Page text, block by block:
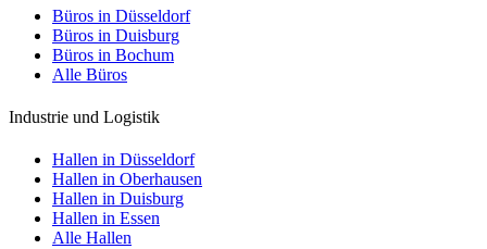
Büros in Düsseldorf
Büros in Duisburg
Büros in Bochum
Alle Büros
Industrie und Logistik
Hallen in Düsseldorf
Hallen in Oberhausen
Hallen in Duisburg
Hallen in Essen
Alle Hallen